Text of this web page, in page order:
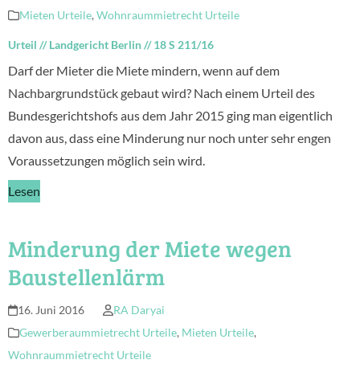
Mieten Urteile, Wohnraummietrecht Urteile
Urteil //Landgericht Berlin//18 S 211/16
Darf der Mieter die Miete mindern, wenn auf dem
Nachbargrundstück gebaut wird? Nach einem Urteil des
Bundesgerichtshofs aus dem Jahr 2015 ging man eigentlich
davon aus, dass eine Minderung nur noch unter sehr engen
Voraussetzungen möglich sein wird.
Lesen
Minderung der Miete wegen
Baustellenlärm
16. Juni 2016
RA Daryai
Gewerberaummietrecht Urteile, Mieten Urteile,
Wohnraummietrecht Urteile